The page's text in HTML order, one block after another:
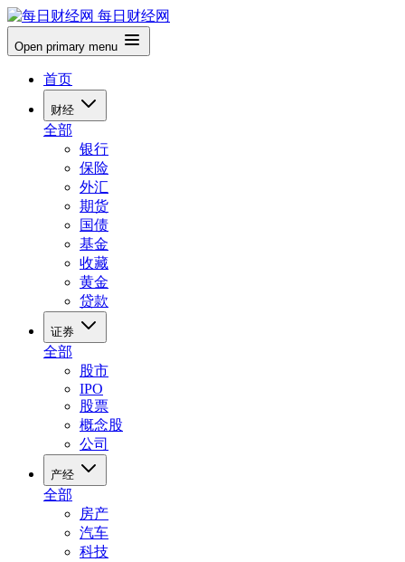
每日财经网
Open primary menu
首页
财经
全部
银行
保险
外汇
期货
国债
基金
收藏
黄金
贷款
证券
全部
股市
IPO
股票
概念股
公司
产经
全部
房产
汽车
科技